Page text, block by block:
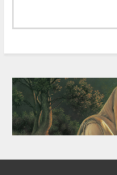
Chúc mừng bổn
Chúc mừng bổn
Chúc mừng bổn